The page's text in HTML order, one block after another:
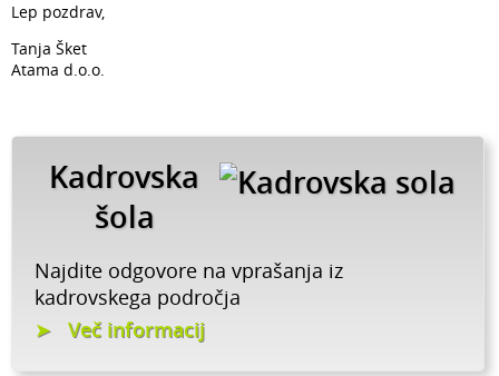
Lep pozdrav,
Tanja Šket
Atama d.o.o.
Kadrovska
šola
Najdite odgovore na vprašanja iz
kadrovskega področja
Več informacij